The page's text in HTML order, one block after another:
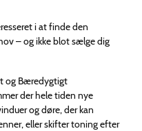
i at finde den
– og ikke blot sælge dig
og Bæredygtigt
der hele tiden nye
og døre, der kan
eller skifter toning efter